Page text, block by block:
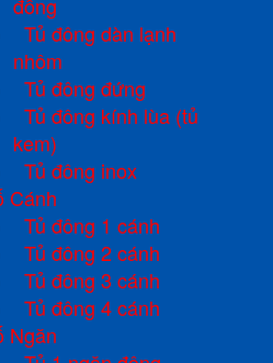
Tủ đông dàn lạnh
nhôm
Tủ đông đứng
Tủ đông kính lùa (tủ
kem)
Tủ đông inox
Cánh
Tủ đông 1 cánh
Tủ đông 2 cánh
Tủ đông 3 cánh
Tủ đông 4 cánh
Ngăn